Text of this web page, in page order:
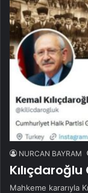
NURCAN BAYRAM
Kılıçdaroğlu
Mahkeme kararıyla